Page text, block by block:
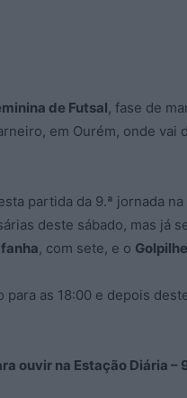
de Futsal, fase de
em Ourém, onde vai
partida da 9.ª jornada
deste sábado, mas já
, com sete, e o
para as 18:00 e depois
ouvir na Estação Diária –